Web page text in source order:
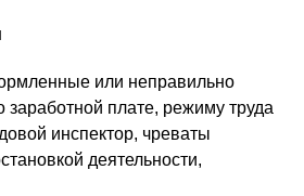
или неправильно
плате, режиму труда
инспектор, чреваты
деятельности,